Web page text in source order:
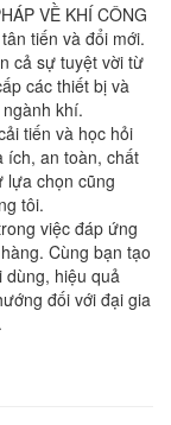
VỀ KHÍ CÔNG
tiến và đổi mới.
cả sự tuyệt vời từ
các thiết bị và
khí.
tiến và học hỏi
ích, an toàn, chất
lựa chọn cũng
tôi.
việc đáp ứng
Cùng bạn tạo
hiệu quả
đối với đại gia